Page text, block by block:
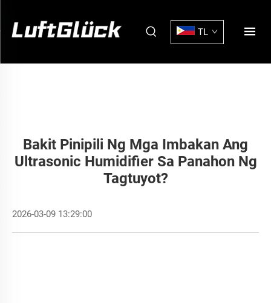
TL
Bakit Pinipili Ng Mga Imbakan Ang
Ultrasonic Humidifier Sa Panahon Ng
Tagtuyot?
2026-03-09 13:29:00